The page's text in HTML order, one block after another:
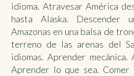
idioma. Atravesar América
hasta Alaska.
Amazonas en una balsa de
terreno de las arenas del
idiomas. Aprender mecánica.
Aprender lo que sea. Comer